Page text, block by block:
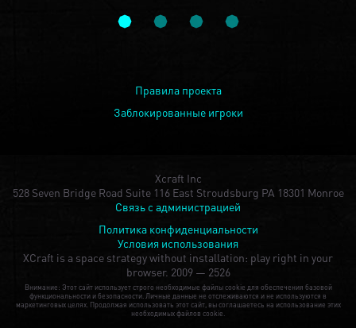
Правила проекта
Заблокированные игроки
Xcraft Inc
528 Seven Bridge Road Suite 116 East Stroudsburg PA 18301 Monroe
Связь с администрацией
Политика конфиденциальности
Условия использования
XCraft is a space strategy without installation: play right in your
browser. 2009 — 2526
Внимание: Этот сайт использует строго необходимые файлы cookie для обеспечения базовой
функциональности и безопасности. Личные данные не отслеживаются и не используются в
маркетинговых целях. Продолжая использовать этот сайт, вы соглашаетесь на использование этих
необходимых файлов cookie.